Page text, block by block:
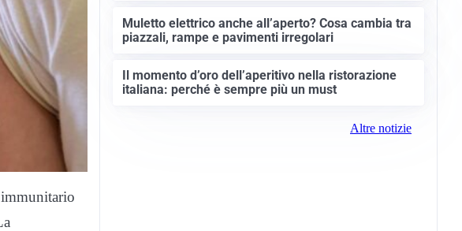
Muletto elettrico anche all’aperto? Cosa cambia tra
piazzali, rampe e pavimenti irregolari
Il momento d’oro dell’aperitivo nella ristorazione
italiana: perché è sempre più un must
Altre notizie